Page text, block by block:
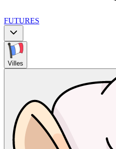
FUTURES
Villes